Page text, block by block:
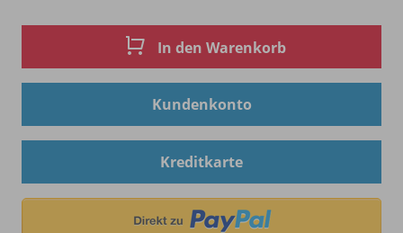
In den Warenkorb
Kundenkonto
Kreditkarte